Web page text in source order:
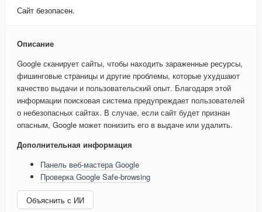
Сайт безопасен.
Описание
Google сканирует сайты, чтобы находить зараженные ресурсы,
фишинговые страницы и другие проблемы, которые ухудшают
качество выдачи и пользовательский опыт. Благодаря этой
информации поисковая система предупреждает пользователей
о небезопасных сайтах. В случае, если сайт будет признан
опасным, Google может понизить его в выдаче или удалить.
Дополнительная информация
Панель веб-мастера Google
Проверка Google Safe-browsing
Объяснить с ИИ